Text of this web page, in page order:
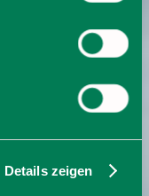
Details zeigen